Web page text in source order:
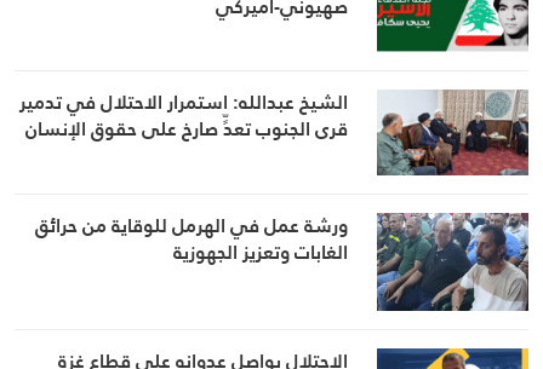
الشيخ عبدالله: استمرار الاحتلال في تدمير
قرى الجنوب تعدٍّ صارخ على حقوق الإنسان
ورشة عمل في الهرمل للوقاية من حرائق
الغابات وتعزيز الجهوزية
الاحتلال يواصل عدوانه على قطاع غزة